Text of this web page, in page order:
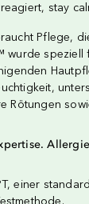
stay
Pflege,
wurde speziell
Rötungen
einer